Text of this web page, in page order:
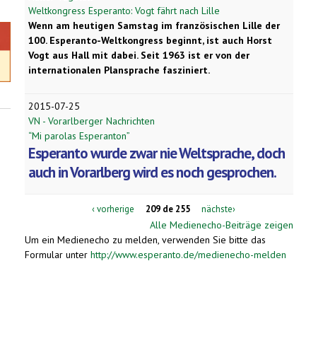
Weltkongress Esperanto: Vogt fährt nach Lille
Wenn am heutigen Samstag im französischen Lille der
100. Esperanto-Weltkongress beginnt, ist auch Horst
Vogt aus Hall mit dabei. Seit 1963 ist er von der
internationalen Plansprache fasziniert.
2015-07-25
VN - Vorarlberger Nachrichten
“Mi parolas Esperanton”
Esperanto wurde zwar nie Weltsprache, doch
auch in Vorarlberg wird es noch gesprochen.
‹ vorherige 209 de 255 nächste›
Alle Medienecho-Beiträge zeigen
Um ein Medienecho zu melden, verwenden Sie bitte das
Formular unter http://www.esperanto.de/medienecho-melden